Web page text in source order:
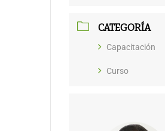
CATEGORÍA
Capacitación
Curso